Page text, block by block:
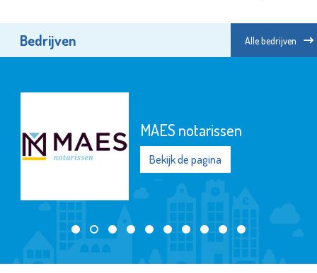
Bedrijven Alle bedrijven
MAES notarissen
Bekijk de pagina